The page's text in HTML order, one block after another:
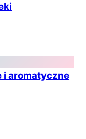
i aromatyczne